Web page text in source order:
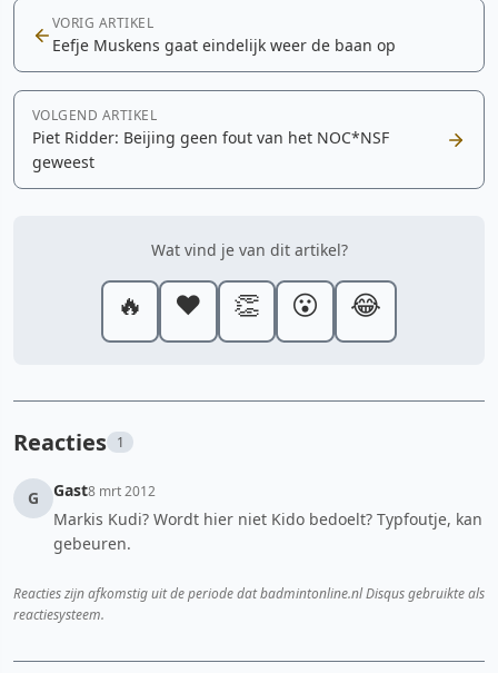
VORIG ARTIKEL
Eefje Muskens gaat eindelijk weer de baan op
VOLGEND ARTIKEL
Piet Ridder: Beijing geen fout van het NOC*NSF
geweest
Wat vind je van dit artikel?
🔥 ❤️ 👏 😮 😂
Reacties 1
G Gast8 mrt 2012
Markis Kudi? Wordt hier niet Kido bedoelt? Typfoutje, kan
gebeuren.
Reacties zijn afkomstig uit de periode dat badmintonline.nl Disqus gebruikte als
reactiesysteem.